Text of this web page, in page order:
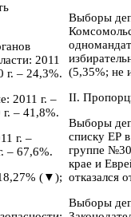
2011
г. – 24,3%.
2011 г. –
– 41,8%.
г. –
– 67,6%.
(▼);
Выборы
(5,35%; не
II.
Выборы
списку ЕР
группе
крае и
отказался
Выборы